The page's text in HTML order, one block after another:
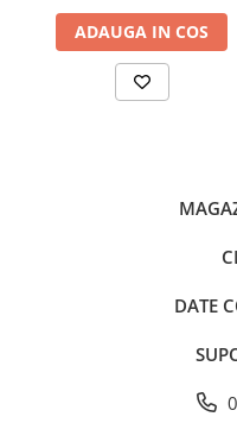
ADAUGA IN COS
DATE